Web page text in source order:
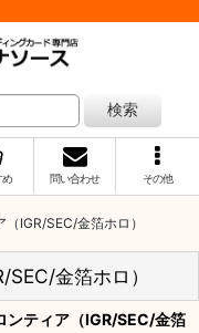
検索
め 問い合わせ その他
IGR/SEC/金箔ホロ）
金箔ホロ）
ンティア（IGR/SEC/金箔